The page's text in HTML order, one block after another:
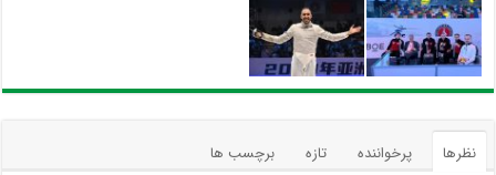
نظرها پرخواننده تازه برچسب ها